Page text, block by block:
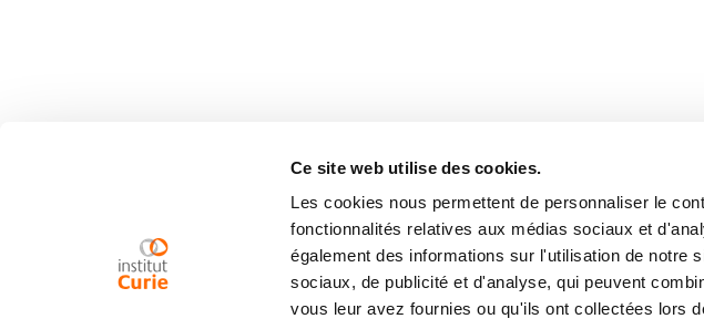
Ce site web utilise des cookies.
Les cookies nous permettent de personnaliser le
fonctionnalités relatives aux médias sociaux et
également des informations sur l'utilisation de notre
sociaux, de publicité et d'analyse, qui peuvent
vous leur avez fournies ou qu'ils ont collectées lors